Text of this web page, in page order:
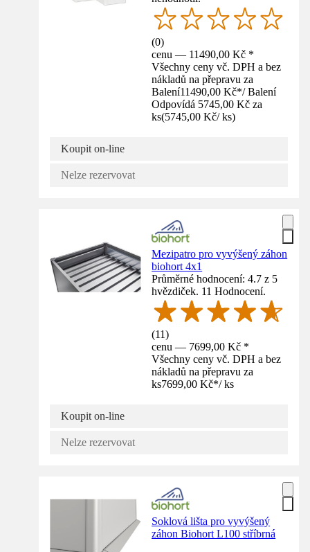
(0)
cenu — 11490,00 Kč *
Všechny ceny vč. DPH a bez
nákladů na přepravu za
Balení11490,00 Kč*/ Balení
Odpovídá 5745,00 Kč za
ks(5745,00 Kč/ ks)
Koupit on-line
Nelze rezervovat
Mezipatro pro vyvýšený záhon
biohort 4x1
Průměrné hodnocení: 4.7 z 5
hvězdiček. 11 Hodnocení.
(11)
cenu — 7699,00 Kč *
Všechny ceny vč. DPH a bez
nákladů na přepravu za
ks7699,00 Kč*/ ks
Koupit on-line
Nelze rezervovat
Soklová lišta pro vyvýšený
záhon Biohort L100 stříbrná